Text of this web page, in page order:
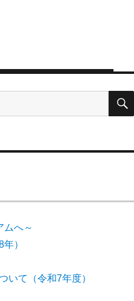
ムへ～
）
いて（令和7年度）